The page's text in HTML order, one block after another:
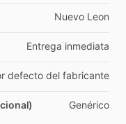
Nuevo Leon
Entrega inmediata
defecto del fabricante
Genérico